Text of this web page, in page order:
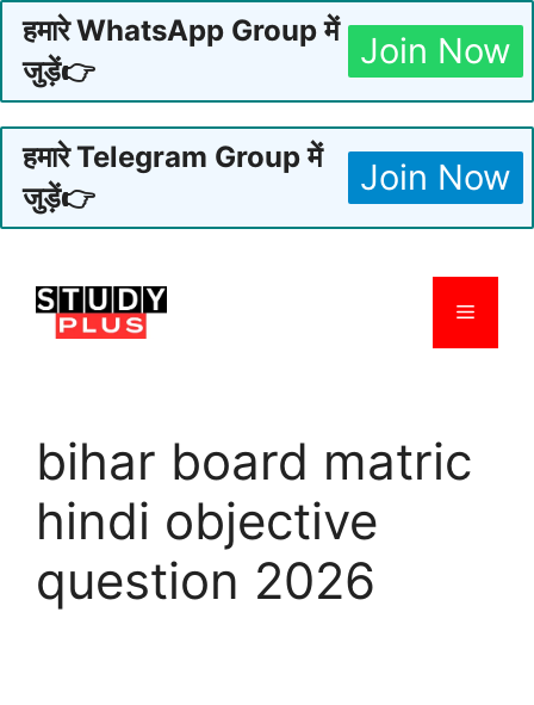
हमारे WhatsApp Group में
जुड़ें👉
Join Now
हमारे Telegram Group में
जुड़ें👉
Join Now
content
Menu
bihar board matric
hindi objective
question 2026